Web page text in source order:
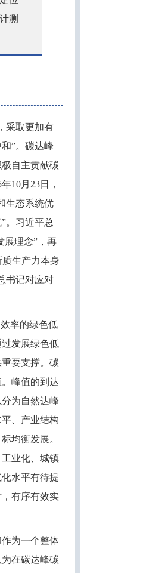
测
采取更加有
”。碳达峰
自主贡献碳
10月23日，
生态系统优
。习近平总
展理念”，再
质生产力本身
书记对应对
率的绿色低
发展绿色低
要支撑。碳
峰值的到达
为自然达峰
、产业结构
均衡发展。
业化、城镇
水平有待提
有序有效实
为一个整体
在碳达峰碳